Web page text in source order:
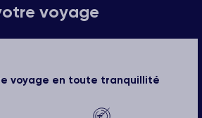
voyage
voyage en toute tranquillité